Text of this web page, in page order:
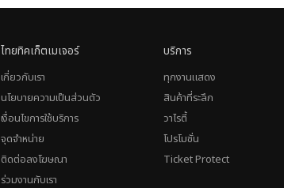
ไทยทิคเก็ตเมเจอร์
เกี่ยวกับเรา
นโยบายความเป็นส่วนตัว
เงื่อนไขการใช้บริการ
จุดจำหน่าย
ติดต่อลงโฆษณา
ร่วมงานกับเรา
บริการ
ทุกงานแสดง
สินค้าที่ระลึก
วาไรตี้
โปรโมชั่น
Ticket Protect